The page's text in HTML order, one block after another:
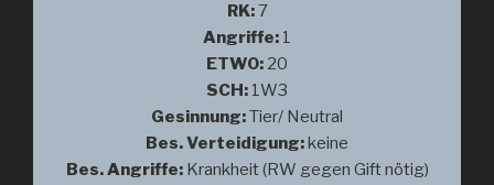
RK:7
Angriffe: 1
ETW0: 20
SCH: 1W3
Gesinnung:Tier/ Neutral
Bes. Verteidigung:keine
Bes. Angriffe: Krankheit (RW gegen Gift nötig)